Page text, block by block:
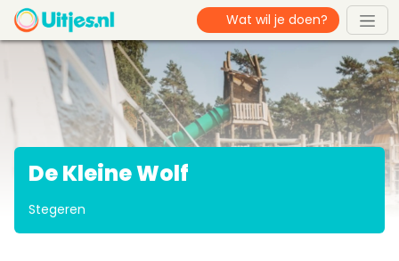
De Kleine Wolf
Stegeren